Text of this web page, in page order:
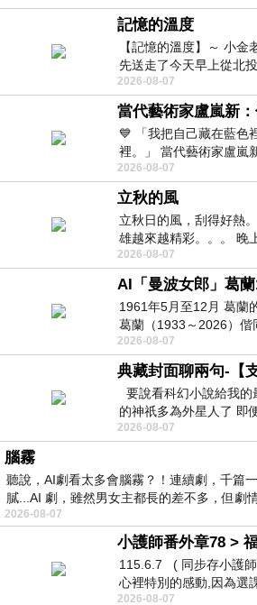
記憶的溫度
【記憶的溫度】～ 小金
先送走了今天早上從北
以為展場已經差不多要
2026-08-07
💙 「我把自己藏在藍色
裡。」 當代藝術家盧嵐
抽象韻味的新作中，用
2026-08-07
立秋的風
立秋日的風，刮得好熱
雄越來越精彩。。。 晚
天的風刮得很熱 夜遊消
2026-08-07
1961年5月至12月 葛蘭
葛蘭（1933～2026）偕
2004）乘郵輪赴倫敦6月
2026-08-07
典藏封面聊兩句-【
要說看科幻小說給我
的神祇多為外星人了 即
驚世駭俗的神通法門 也
2026-08-07
腦霧
聽說，AI劇看太多會腦霧？！連續劇，千篇
膩...AI 劇，雖然男女主都長的差不多，但劇
2026-08-07
115.6.7 ( 同步存小護
心裡特別的感動,因為選
智課的她,特來傾
2026-08-07